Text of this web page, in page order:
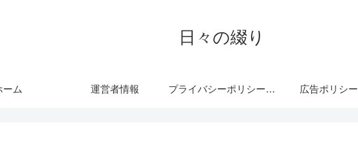
日々の綴り
ーム 運営者情報 プライバシーポリシー・免責事項 広告ポリシー